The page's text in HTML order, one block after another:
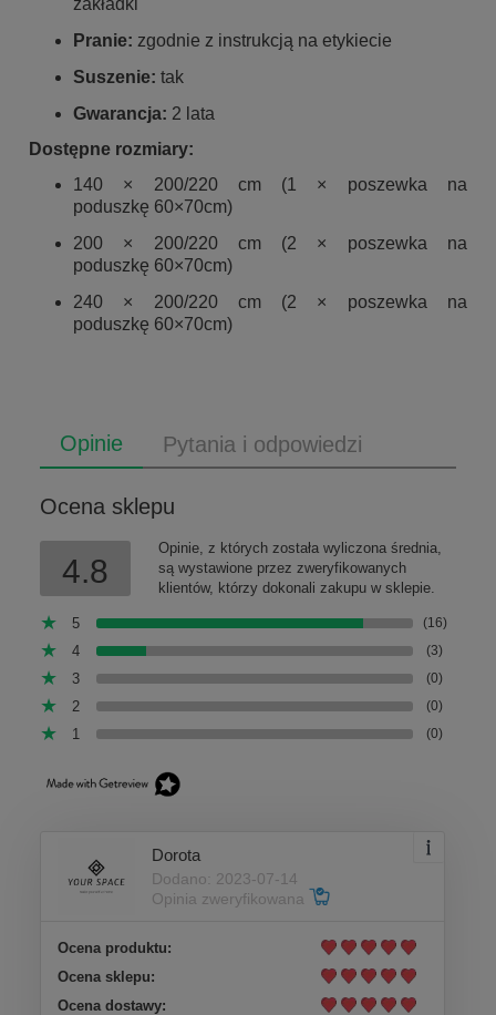
Pranie: zgodnie z instrukcją na etykiecie
Suszenie: tak
Gwarancja: 2 lata
Dostępne rozmiary:
140 × 200/220 cm (1 × poszewka na
poduszkę 60×70cm)
200 × 200/220 cm (2 × poszewka na
poduszkę 60×70cm)
240 × 200/220 cm (2 × poszewka na
poduszkę 60×70cm)
Opinie Pytania i odpowiedzi
Ocena sklepu
4.8
Opinie, z których została wyliczona średnia,
są wystawione przez zweryfikowanych
klientów, którzy dokonali zakupu w sklepie.
5 (16)
4 (3)
3 (0)
2 (0)
1 (0)
Dorota
Dodano: 2023-07-14
Opinia zweryfikowana
Ocena produktu:
Ocena sklepu:
Ocena dostawy: